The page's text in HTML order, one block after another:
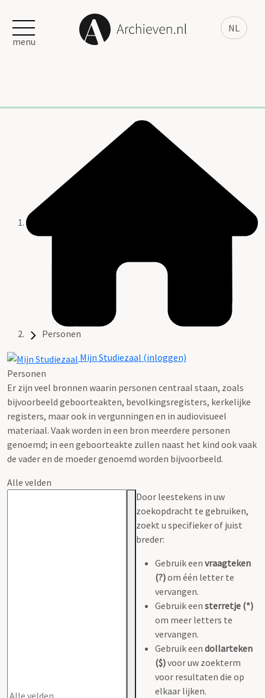
NL
menu
Personen
Mijn Studiezaal (inloggen)
Personen
Er zijn veel bronnen waarin personen centraal staan, zoals
bijvoorbeeld geboorteakten, bevolkingsregisters, kerkelijke
registers, maar ook in vergunningen en in audiovisueel
materiaal. Vaak worden in een bron meerdere personen
genoemd; in een geboorteakte zullen naast het kind ook vaak
de vader en de moeder genoemd worden bijvoorbeeld.
Alle velden
Door leestekens in uw
zoekopdracht te gebruiken,
zoekt u specifieker of juist
breder:
Gebruik een vraagteken
(?)om één letter te
vervangen.
Gebruik een sterretje (*)
om meer letters te
vervangen.
Gebruik een dollarteken
($)voor uw zoekterm
voor resultaten die op
elkaar lijken.